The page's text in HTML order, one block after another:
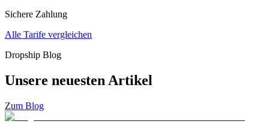
Sichere Zahlung
Alle Tarife vergleichen
Dropship Blog
Unsere neuesten Artikel
Zum Blog